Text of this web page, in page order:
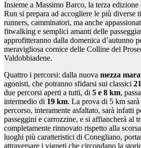
Insieme a Massimo Barco, la terza edizione
Run si prepara ad accogliere le più diverse
runners, camminatori, ma anche
fitwalking e semplici amanti delle
approfitteranno dalla domenica d’autunno
meravigliosa cornice delle Colline del
Valdobbiadene.
Quattro i percorsi: dalla nuova mezza
agonisti, che potranno sfidarsi sui classici
due percorsi aperti a tutti, di 5 e 8 km,
intermedio di 19 km. La prova di 5 km
percorso, interamente asfaltato, sarà infatti
passeggini e carrozzine, e si affiancherà al
completamente rinnovato rispetto alla
luoghi più caratteristici di Conegliano,
attraversare i vigneti che circondano la